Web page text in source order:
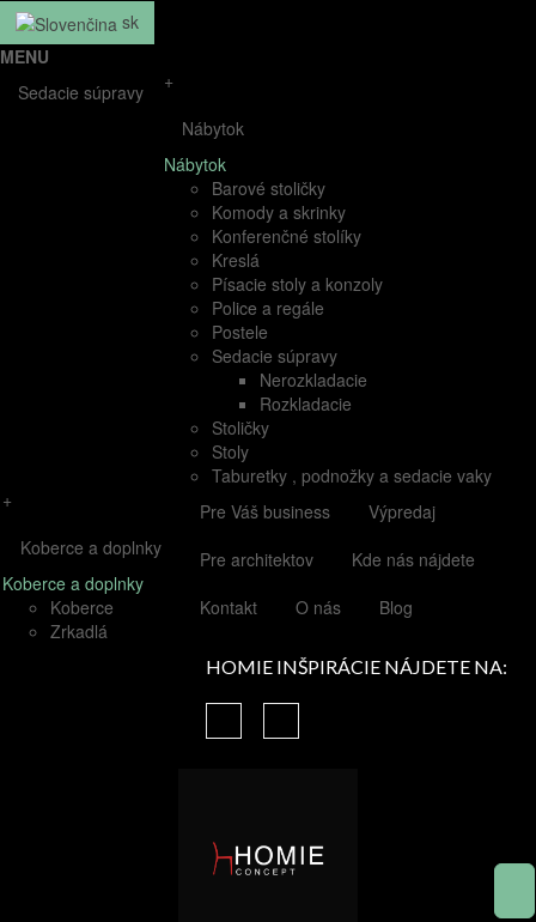
sk
MENU
Sedacie súpravy
+
Nábytok
Nábytok
Barové stoličky
Komody a skrinky
Konferenčné stolíky
Kreslá
Písacie stoly a konzoly
Police a regále
Postele
Sedacie súpravy
Nerozkladacie
Rozkladacie
Stoličky
Stoly
Taburetky , podnožky a sedacie vaky
+
Koberce a doplnky
Koberce a doplnky
Koberce
Zrkadlá
Pre Váš business
Výpredaj
Pre architektov
Kde nás nájdete
Kontakt
O nás Blog
HOMIE INŠPIRÁCIE NÁJDETE NA: